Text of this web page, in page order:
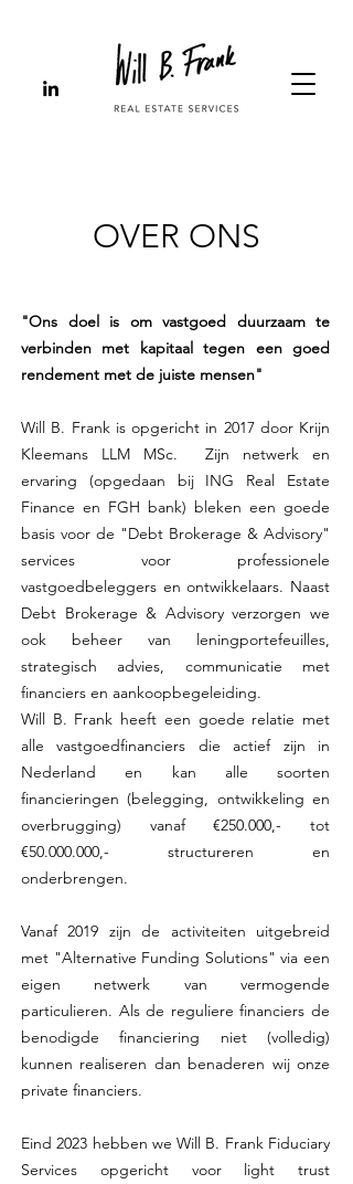
OVER ONS
"Ons doel is om vastgoed duurzaam te
verbinden met kapitaal tegen een goed
rendement met de juiste mensen"
Will B. Frank is opgericht in 2017 door Krijn
Kleemans LLM MSc. Zijn netwerk en
ervaring (opgedaan bij ING Real Estate
Finance en FGH bank) bleken een goede
basis voor de "Debt Brokerage & Advisory"
services voor professionele
vastgoedbeleggers en ontwikkelaars. Naast
Debt Brokerage & Advisory verzorgen we
ook beheer van leningportefeuilles,
strategisch advies, communicatie met
financiers en aankoopbegeleiding.
Will B. Frank heeft een goede relatie met
alle vastgoedfinanciers die actief zijn in
Nederland en kan alle soorten
financieringen (belegging, ontwikkeling en
overbrugging) vanaf €250.000,- tot
€50.000.000,- structureren en
onderbrengen.
Vanaf 2019 zijn de activiteiten uitgebreid
met "Alternative Funding Solutions" via een
eigen netwerk van vermogende
particulieren. Als de reguliere financiers de
benodigde financiering niet (volledig)
kunnen realiseren dan benaderen wij onze
private financiers.
Eind 2023 hebben we Will B. Frank Fiduciary
Services opgericht voor light trust